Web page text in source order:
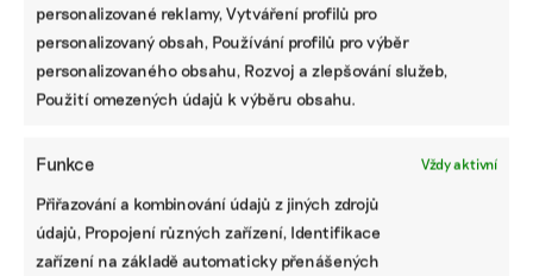
personalizované reklamy, Vytváření profilů pro
personalizovaný obsah, Používání profilů pro výběr
personalizovaného obsahu, Rozvoj a zlepšování služeb,
Použití omezených údajů k výběru obsahu.
Funkce Vždy aktivní
Přiřazování a kombinování údajů z jiných zdrojů
údajů, Propojení různých zařízení, Identifikace
zařízení na základě automaticky přenášených
Procento obratu věnuje mezinárodní organizaci Gorilla
Doctors, která se vzácného živočicha ve
středoafrické divočině snaží chránit.
Tomáš Nídr | 03. října 2024 | Byznys,Zemědělství